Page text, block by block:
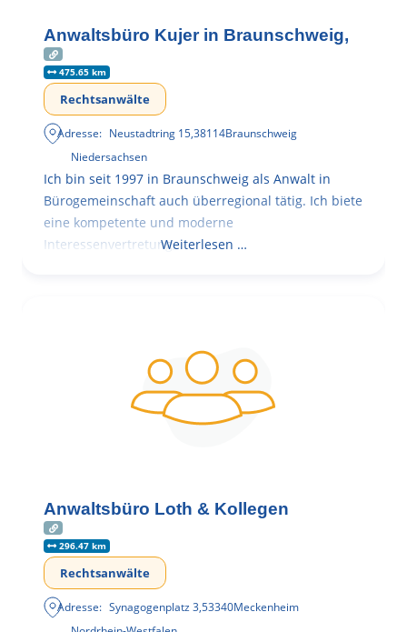
Anwaltsbüro Kujer in Braunschweig,
475.65 km
Rechtsanwälte
Adresse: Neustadtring 15,38114Braunschweig
Niedersachsen
Ich bin seit 1997 in Braunschweig als Anwalt in
Bürogemeinschaft auch überregional tätig. Ich biete
eine kompetente und moderne
Interessenvertretung,Weiterlesen …
Anwaltsbüro Loth & Kollegen
296.47 km
Rechtsanwälte
Adresse: Synagogenplatz 3,53340Meckenheim